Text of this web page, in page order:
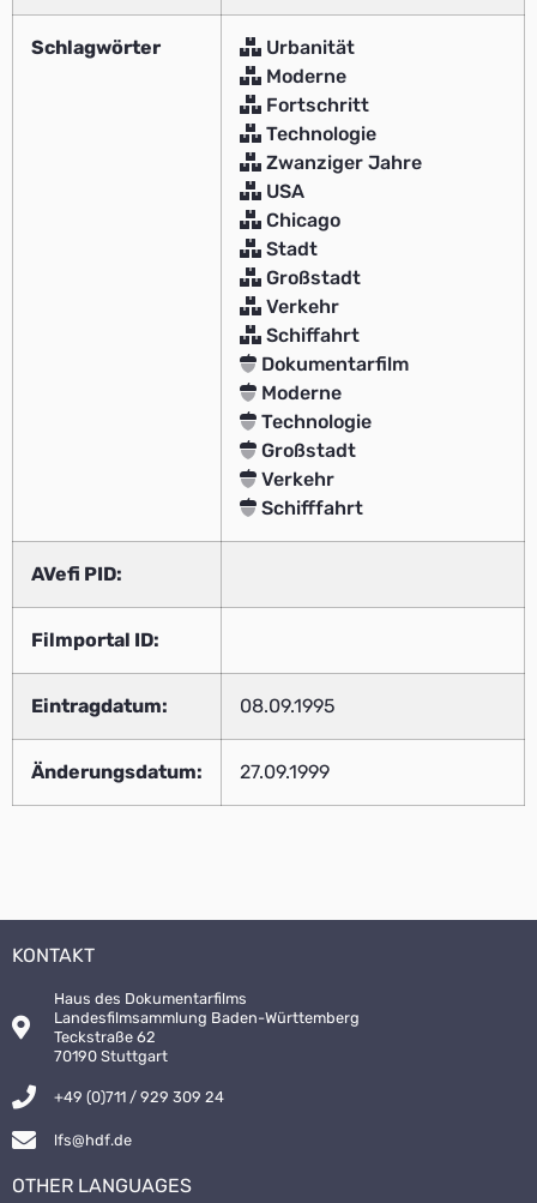
Schlagwörter
Urbanität
Moderne
Fortschritt
Technologie
Zwanziger Jahre
USA
Chicago
Stadt
Großstadt
Verkehr
Schiffahrt
Dokumentarfilm
Moderne
Technologie
Großstadt
Verkehr
Schifffahrt
AVefi PID:
Filmportal ID:
Eintragdatum: 08.09.1995
Änderungsdatum: 27.09.1999
KONTAKT
Haus des Dokumentarfilms
Landesfilmsammlung Baden-Württemberg
Teckstraße 62
70190 Stuttgart
+49 (0)711 / 929 309 24
lfs@hdf.de
OTHER LANGUAGES